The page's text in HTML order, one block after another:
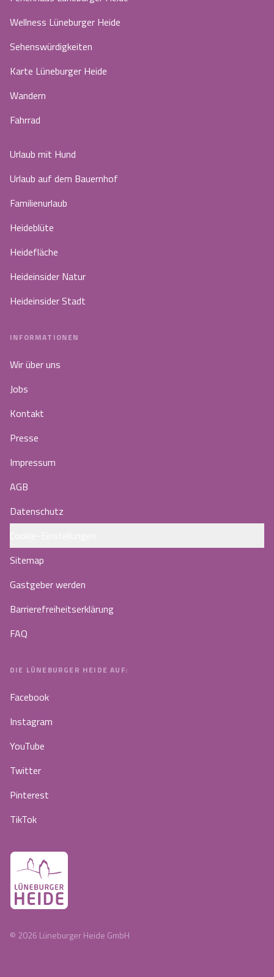
Wellness Lüneburger Heide
Sehenswürdigkeiten
Karte Lüneburger Heide
Wandern
Fahrrad
Urlaub mit Hund
Urlaub auf dem Bauernhof
Familienurlaub
Heideblüte
Heidefläche
Heideinsider Natur
Heideinsider Stadt
INFORMATIONEN
Wir über uns
Jobs
Kontakt
Presse
Impressum
AGB
Datenschutz
Sitemap
Gastgeber werden
Barrierefreiheitserklärung
FAQ
DIE LÜNEBURGER HEIDE AUF:
Facebook
Instagram
YouTube
Twitter
Pinterest
TikTok
© 2026 Lüneburger Heide GmbH